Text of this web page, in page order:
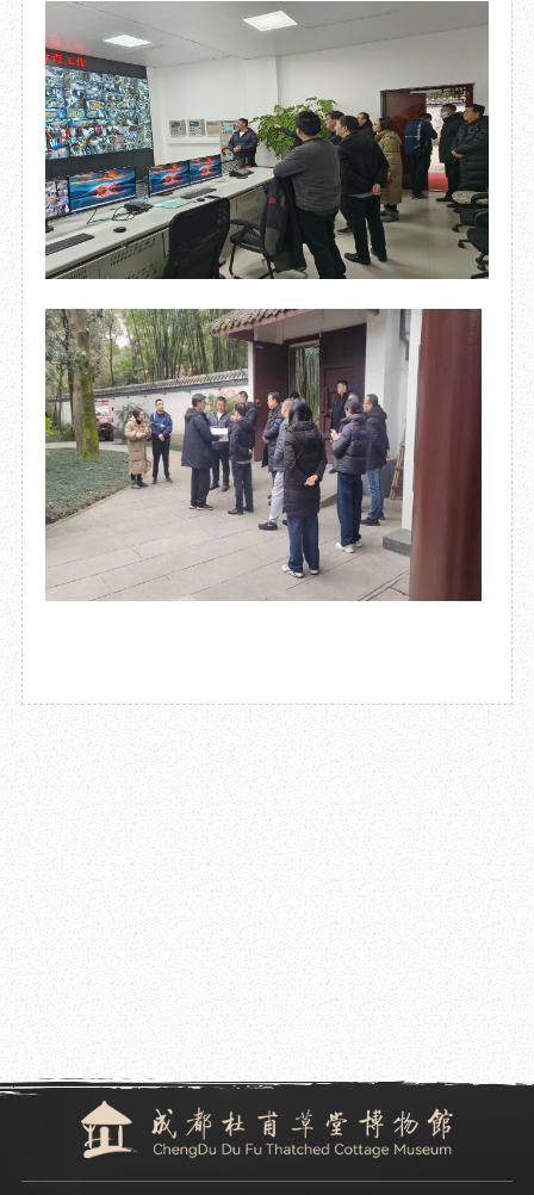
2024.02.08
筑牢安全线，防患于未“燃”——成都杜甫草堂博物馆开展春节前消防应急演练
2024.02.02
成都杜甫草堂博物馆开展春节前牌匾安全专项检查工作